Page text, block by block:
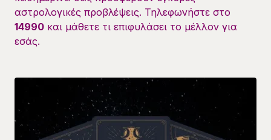
αστρολογικές προβλέψεις. Τηλεφωνήστε στο
14990 και μάθετε τι επιφυλάσει το μέλλον για
εσάς.